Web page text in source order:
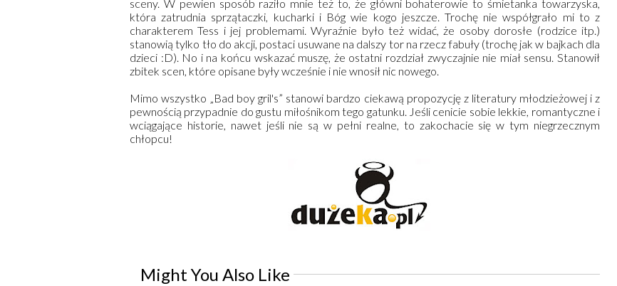
sceny. W pewien sposób raziło mnie też to, że główni bohaterowie to śmietanka towarzyska,
która zatrudnia sprzątaczki, kucharki i Bóg wie kogo jeszcze. Trochę nie współgrało mi to z
charakterem Tess i jej problemami. Wyraźnie było też widać, że osoby dorosłe (rodzice itp.)
stanowią tylko tło do akcji, postaci usuwane na dalszy tor na rzecz fabuły (trochę jak w bajkach dla
dzieci :D). No i na końcu wskazać muszę, że ostatni rozdział zwyczajnie nie miał sensu. Stanowił
zbitek scen, które opisane były wcześnie i nie wnosił nic nowego.
Mimo wszystko „Bad boy gril's” stanowi bardzo ciekawą propozycję z literatury młodzieżowej i z
pewnością przypadnie do gustu miłośnikom tego gatunku. Jeśli cenicie sobie lekkie, romantyczne i
wciągające historie, nawet jeśli nie są w pełni realne, to zakochacie się w tym niegrzecznym
chłopcu!
Might You Also Like